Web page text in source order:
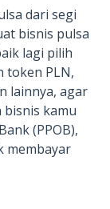
dari segi
bisnis pulsa
lagi pilih
token PLN,
lainnya, agar
kamu
(PPOB),
membayar